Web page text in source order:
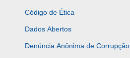
Código de Ética
Dados Abertos
Denúncia Anônima de Corrupção